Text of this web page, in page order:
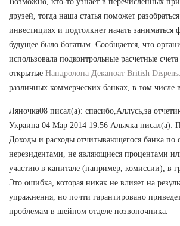
друзей, тогда наша статья поможет
инвестициях и подтолкнет начать
будущее было богатым. Сообщается, что
использовала подконтрольные расчетные
открытые Нандролона Деканоат British
различных коммерческих банках, в том числе
Ляночка08 писал(а): спасибо,Аллусь,за
Украина 04 Мар 2014 19:56 Алычка писал(а):
Доходы и расходы отчитывающегося банка по
нерезидентами, не являющиеся процентами
участию в капитале (например, комиссии), в
Это ошибка, которая никак не влияет на
упражнения, но почти гарантировано
проблемам в шейном отделе позвоночника.